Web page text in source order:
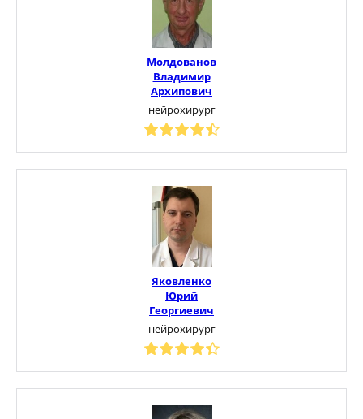
Молдованов
Владимир
Архипович
нейрохирург
Яковленко
Юрий
Георгиевич
нейрохирург